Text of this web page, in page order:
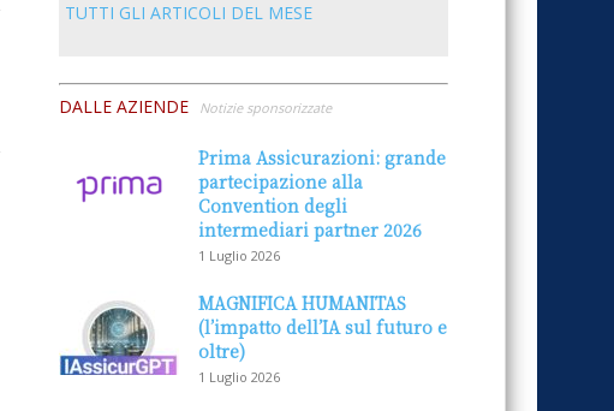
TUTTI GLI ARTICOLI DEL MESE
DALLE AZIENDE Notizie sponsorizzate
Prima Assicurazioni: grande
partecipazione alla
Convention degli
intermediari partner 2026
1 Luglio 2026
MAGNIFICA HUMANITAS
(l’impatto dell’IA sul futuro e
oltre)
1 Luglio 2026